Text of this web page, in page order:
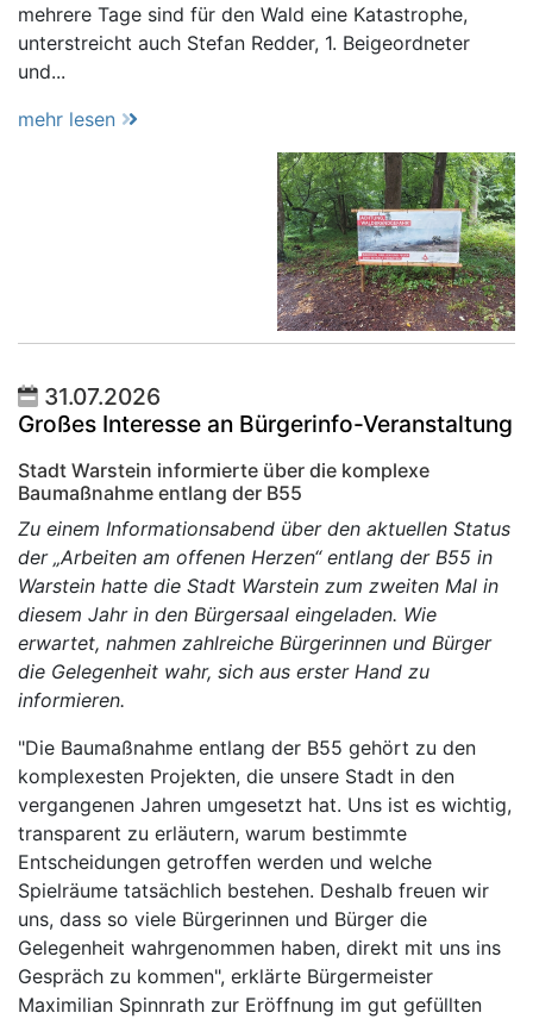
mehrere Tage sind für den Wald eine Katastrophe,
unterstreicht auch Stefan Redder, 1. Beigeordneter
und...
mehr lesen
31.07.2026
Großes Interesse an Bürgerinfo-Veranstaltung
Stadt Warstein informierte über die komplexe
Baumaßnahme entlang der B55
Zu einem Informationsabend über den aktuellen Status
der „Arbeiten am offenen Herzen“ entlang der B55 in
Warstein hatte die Stadt Warstein zum zweiten Mal in
diesem Jahr in den Bürgersaal eingeladen. Wie
erwartet, nahmen zahlreiche Bürgerinnen und Bürger
die Gelegenheit wahr, sich aus erster Hand zu
informieren.
"Die Baumaßnahme entlang der B55 gehört zu den
komplexesten Projekten, die unsere Stadt in den
vergangenen Jahren umgesetzt hat. Uns ist es wichtig,
transparent zu erläutern, warum bestimmte
Entscheidungen getroffen werden und welche
Spielräume tatsächlich bestehen. Deshalb freuen wir
uns, dass so viele Bürgerinnen und Bürger die
Gelegenheit wahrgenommen haben, direkt mit uns ins
Gespräch zu kommen", erklärte Bürgermeister
Maximilian Spinnrath zur Eröffnung im gut gefüllten